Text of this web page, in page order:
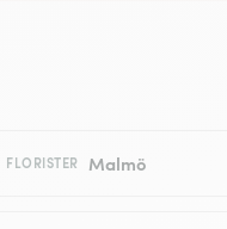
FLORISTER Malmö